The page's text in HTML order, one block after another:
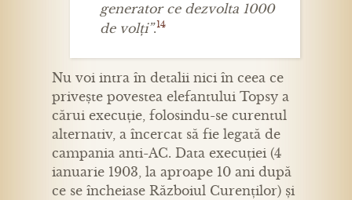
generator ce dezvolta 1000
de volți”.14
Nu voi intra în detalii nici în ceea ce
privește povestea elefantului Topsy a
cărui execuție, folosindu-se curentul
alternativ, a încercat să fie legată de
campania anti-AC. Data execuției (4
ianuarie 1903, la aproape 10 ani după
ce se încheiase Războiul Curenților) și